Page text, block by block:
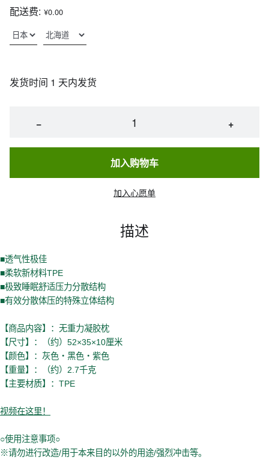
配送费: ¥0.00
发货时间 1 天内发货
− +
加入购物车
加入心愿单
描述
■透气性极佳
■柔软新材料TPE
■极致睡眠舒适压力分散结构
■有效分散体压的特殊立体结构
【商品内容】：无重力凝胶枕
【尺寸】：（约）52×35×10厘米
【颜色】：灰色・黑色・紫色
【重量】：（约）2.7千克
【主要材质】：TPE
视频在这里！
○使用注意事项○
※请勿进行改造/用于本来目的以外的用途/强烈冲击等。